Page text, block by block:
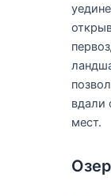
вдали
мест.